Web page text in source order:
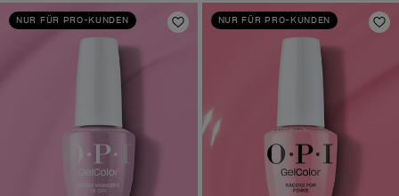
NUR FÜR PRO-KUNDEN
Zur Wunschliste hinzufügen
NUR FÜR PRO-KUNDEN